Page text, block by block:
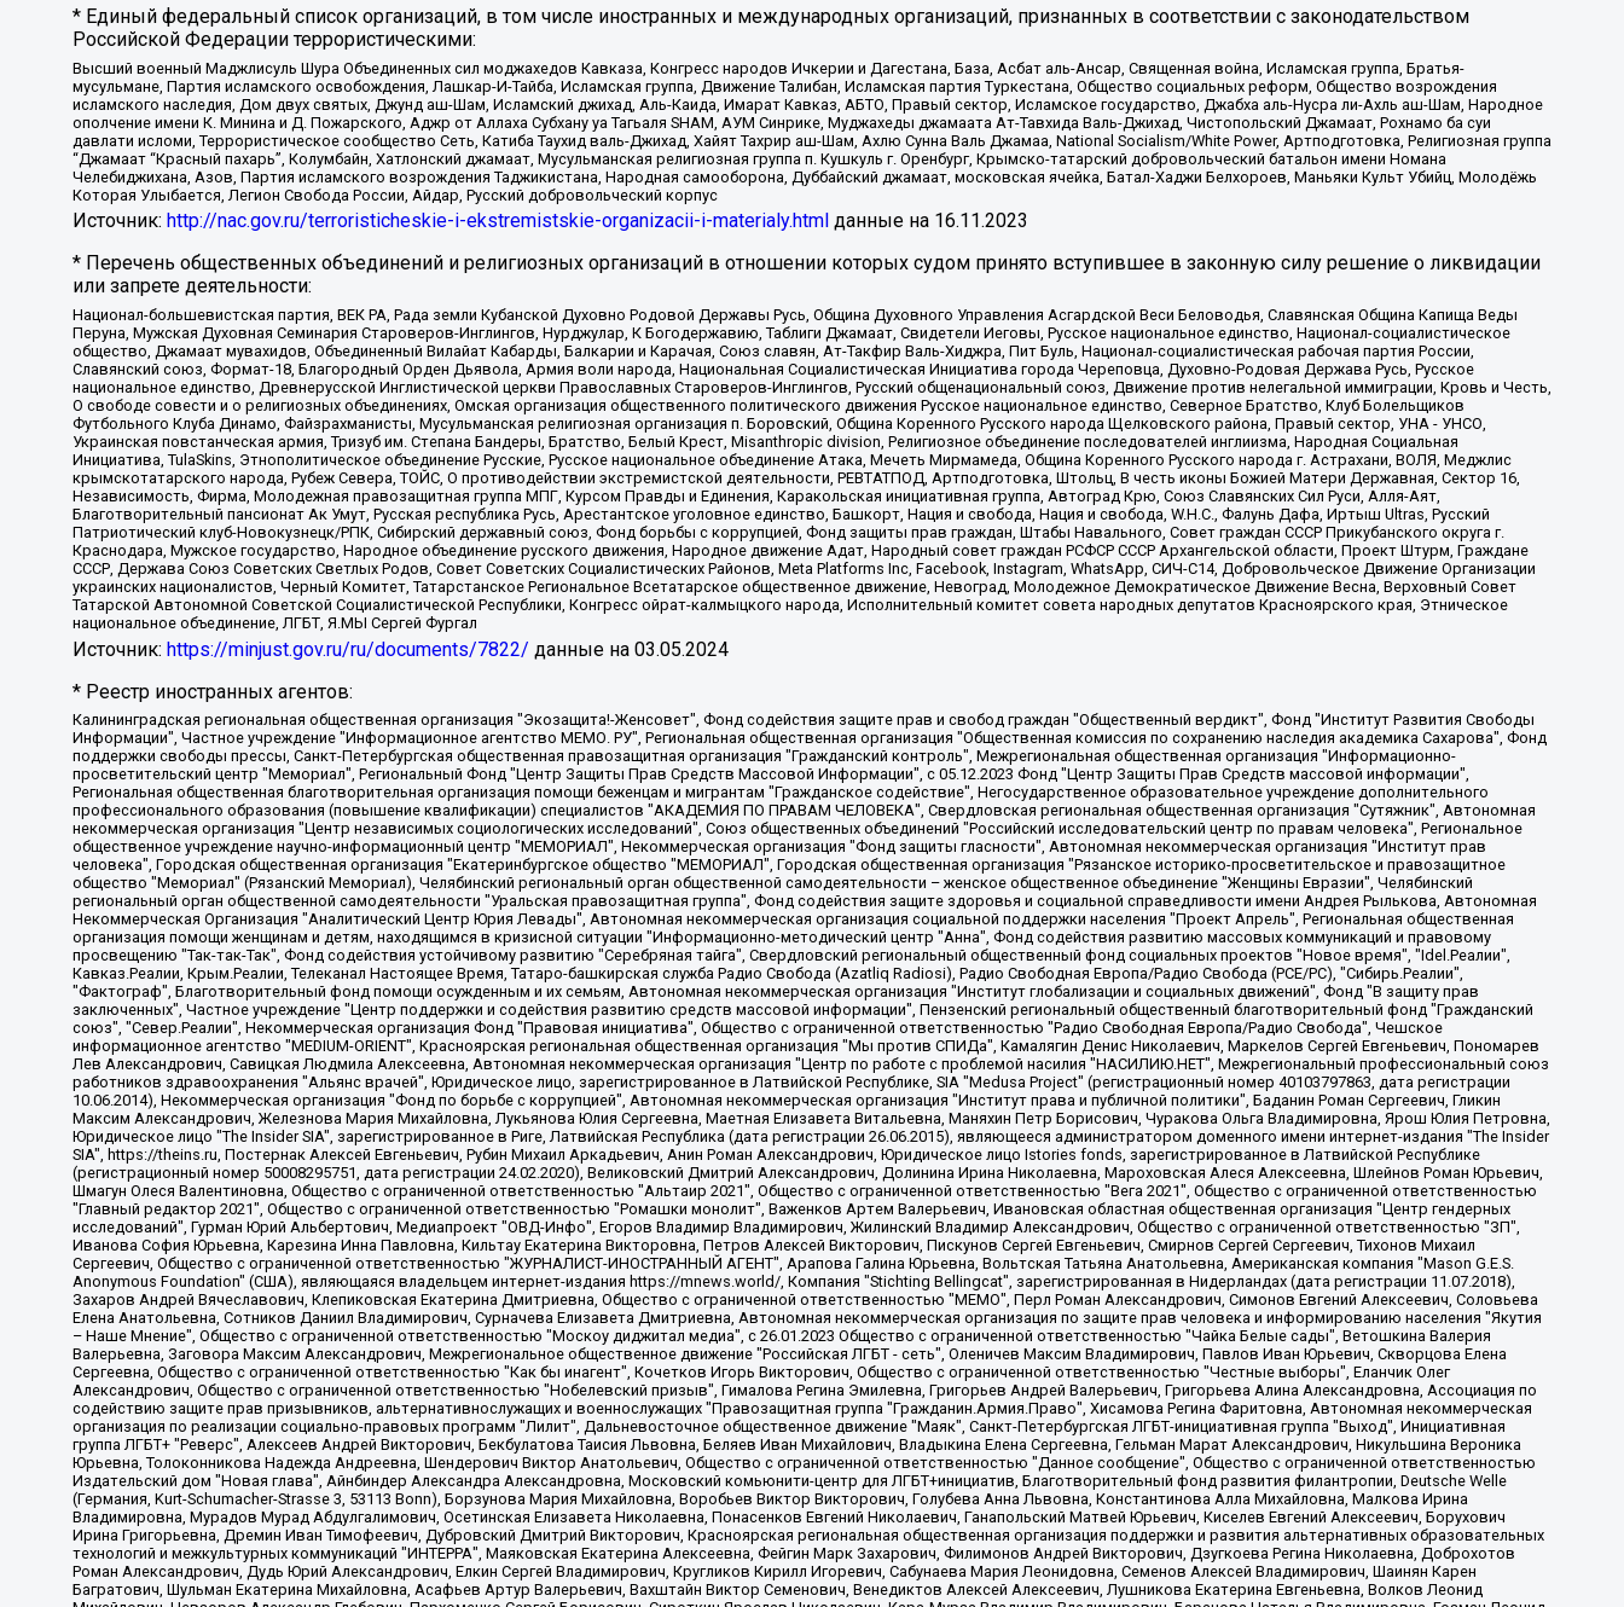
* Единый федеральный список организаций, в том числе иностранных и международных организаций, признанных в соответствии с законодательством
Российской Федерации террористическими:
Высший военный Маджлисуль Шура Объединенных сил моджахедов Кавказа, Конгресс народов Ичкерии и Дагестана, База, Асбат аль-Ансар, Священная война, Исламская группа, Братья-
мусульмане, Партия исламского освобождения, Лашкар-И-Тайба, Исламская группа, Движение Талибан, Исламская партия Туркестана, Общество социальных реформ, Общество возрождения
исламского наследия, Дом двух святых, Джунд аш-Шам, Исламский джихад, Аль-Каида, Имарат Кавказ, АБТО, Правый сектор, Исламское государство, Джабха аль-Нусра ли-Ахль аш-Шам, Народное
ополчение имени К. Минина и Д. Пожарского, Аджр от Аллаха Субхану уа Тагьаля SHAM, АУМ Синрике, Муджахеды джамаата Ат-Тавхида Валь-Джихад, Чистопольский Джамаат, Рохнамо ба суи
давлати исломи, Террористическое сообщество Сеть, Катиба Таухид валь-Джихад, Хайят Тахрир аш-Шам, Ахлю Сунна Валь Джамаа, National Socialism/White Power, Артподготовка, Религиозная группа
“Джамаат “Красный пахарь”, Колумбайн, Хатлонский джамаат, Мусульманская религиозная группа п. Кушкуль г. Оренбург, Крымско-татарский добровольческий батальон имени Номана
Челебиджихана, Азов, Партия исламского возрождения Таджикистана, Народная самооборона, Дуббайский джамаат, московская ячейка, Батал-Хаджи Белхороев, Маньяки Культ Убийц, Молодёжь
Которая Улыбается, Легион Свобода России, Айдар, Русский добровольческий корпус
Источник: http://nac.gov.ru/terroristicheskie-i-ekstremistskie-organizacii-i-materialy.html данные на 16.11.2023
* Перечень общественных объединений и религиозных организаций в отношении которых судом принято вступившее в законную силу решение о ликвидации
или запрете деятельности:
Национал-большевистская партия, ВЕК РА, Рада земли Кубанской Духовно Родовой Державы Русь, Община Духовного Управления Асгардской Веси Беловодья, Славянская Община Капища Веды
Перуна, Мужская Духовная Семинария Староверов-Инглингов, Нурджулар, К Богодержавию, Таблиги Джамаат, Свидетели Иеговы, Русское национальное единство, Национал-социалистическое
общество, Джамаат мувахидов, Объединенный Вилайат Кабарды, Балкарии и Карачая, Союз славян, Ат-Такфир Валь-Хиджра, Пит Буль, Национал-социалистическая рабочая партия России,
Славянский союз, Формат-18, Благородный Орден Дьявола, Армия воли народа, Национальная Социалистическая Инициатива города Череповца, Духовно-Родовая Держава Русь, Русское
национальное единство, Древнерусской Инглистической церкви Православных Староверов-Инглингов, Русский общенациональный союз, Движение против нелегальной иммиграции, Кровь и Честь,
О свободе совести и о религиозных объединениях, Омская организация общественного политического движения Русское национальное единство, Северное Братство, Клуб Болельщиков
Футбольного Клуба Динамо, Файзрахманисты, Мусульманская религиозная организация п. Боровский, Община Коренного Русского народа Щелковского района, Правый сектор, УНА - УНСО,
Украинская повстанческая армия, Тризуб им. Степана Бандеры, Братство, Белый Крест, Misanthropic division, Религиозное объединение последователей инглиизма, Народная Социальная
Инициатива, TulaSkins, Этнополитическое объединение Русские, Русское национальное объединение Атака, Мечеть Мирмамеда, Община Коренного Русского народа г. Астрахани, ВОЛЯ, Меджлис
крымскотатарского народа, Рубеж Севера, ТОЙС, О противодействии экстремистской деятельности, РЕВТАТПОД, Артподготовка, Штольц, В честь иконы Божией Матери Державная, Сектор 16,
Независимость, Фирма, Молодежная правозащитная группа МПГ, Курсом Правды и Единения, Каракольская инициативная группа, Автоград Крю, Союз Славянских Сил Руси, Алля-Аят,
Благотворительный пансионат Ак Умут, Русская республика Русь, Арестантское уголовное единство, Башкорт, Нация и свобода, Нация и свобода, W.H.С., Фалунь Дафа, Иртыш Ultras, Русский
Патриотический клуб-Новокузнецк/РПК, Сибирский державный союз, Фонд борьбы с коррупцией, Фонд защиты прав граждан, Штабы Навального, Совет граждан СССР Прикубанского округа г.
Краснодара, Мужское государство, Народное объединение русского движения, Народное движение Адат, Народный совет граждан РСФСР СССР Архангельской области, Проект Штурм, Граждане
СССР, Держава Союз Советских Светлых Родов, Совет Советских Социалистических Районов, Meta Platforms Inc, Facebook, Instagram, WhatsApp, СИЧ-С14, Добровольческое Движение Организации
украинских националистов, Черный Комитет, Татарстанское Региональное Всетатарское общественное движение, Невоград, Молодежное Демократическое Движение Весна, Верховный Совет
Татарской Автономной Советской Социалистической Республики, Конгресс ойрат-калмыцкого народа, Исполнительный комитет совета народных депутатов Красноярского края, Этническое
национальное объединение, ЛГБТ, Я.МЫ Сергей Фургал
Источник: https://minjust.gov.ru/ru/documents/7822/ данные на 03.05.2024
* Реестр иностранных агентов:
Калининградская региональная общественная организация "Экозащита!-Женсовет", Фонд содействия защите прав и свобод граждан "Общественный вердикт", Фонд "Институт Развития Свободы Информации", Частное учреждение "Информационное агентство МЕМО. РУ", Региональная общественная организация "Общественная комиссия по сохранению наследия академика Сахарова", Фонд поддержки свободы прессы, Санкт-Петербургская общественная правозащитная организация "Гражданский контроль", Межрегиональная общественная организация "Информационно-просветительский центр "Мемориал", Региональный Фонд "Центр Защиты Прав Средств Массовой Информации", с 05.12.2023 Фонд "Центр Защиты Прав Средств массовой информации", Региональная общественная благотворительная организация помощи беженцам и мигрантам "Гражданское содействие", Негосударственное образовательное учреждение дополнительного профессионального образования (повышение квалификации) специалистов "АКАДЕМИЯ ПО ПРАВАМ ЧЕЛОВЕКА", Свердловская региональная общественная организация "Сутяжник", Автономная некоммерческая организация "Центр независимых социологических исследований", Союз общественных объединений "Российский исследовательский центр по правам человека", Региональное общественное учреждение научно-информационный центр "МЕМОРИАЛ", Некоммерческая организация "Фонд защиты гласности", Автономная некоммерческая организация "Институт прав человека", Городская общественная организация "Екатеринбургское общество "МЕМОРИАЛ", Городская общественная организация "Рязанское историко-просветительское и правозащитное общество "Мемориал" (Рязанский Мемориал), Челябинский региональный орган общественной самодеятельности – женское общественное объединение "Женщины Евразии", Челябинский региональный орган общественной самодеятельности "Уральская правозащитная группа", Фонд содействия защите здоровья и социальной справедливости имени Андрея Рылькова, Автономная Некоммерческая Организация "Аналитический Центр Юрия Левады", Автономная некоммерческая организация социальной поддержки населения "Проект Апрель", Региональная общественная организация помощи женщинам и детям, находящимся в кризисной ситуации "Информационно-методический центр "Анна", Фонд содействия развитию массовых коммуникаций и правовому просвещению "Так-так-Так", Фонд содействия устойчивому развитию "Серебряная тайга", Свердловский региональный общественный фонд социальных проектов "Новое время", "Idel.Реалии", Кавказ.Реалии, Крым.Реалии, Телеканал Настоящее Время, Татаро-башкирская служба Радио Свобода (Azatliq Radiosi), Радио Свободная Европа/Радио Свобода (PCE/PC), "Сибирь.Реалии", "Фактограф", Благотворительный фонд помощи осужденным и их семьям, Автономная некоммерческая организация "Институт глобализации и социальных движений", Фонд "В защиту прав заключенных", Частное учреждение "Центр поддержки и содействия развитию средств массовой информации", Пензенский региональный общественный благотворительный фонд "Гражданский союз", "Север.Реалии", Некоммерческая организация Фонд "Правовая инициатива", Общество с ограниченной ответственностью "Радио Свободная Европа/Радио Свобода", Чешское информационное агентство "MEDIUM-ORIENT", Красноярская региональная общественная организация "Мы против СПИДа", Камалягин Денис Николаевич, Маркелов Сергей Евгеньевич, Пономарев Лев Александрович, Савицкая Людмила Алексеевна, Автономная некоммерческая организация "Центр по работе с проблемой насилия "НАСИЛИЮ.НЕТ", Межрегиональный профессиональный союз работников здравоохранения "Альянс врачей", Юридическое лицо, зарегистрированное в Латвийской Республике, SIA "Medusa Project" (регистрационный номер 40103797863, дата регистрации 10.06.2014), Некоммерческая организация "Фонд по борьбе с коррупцией", Автономная некоммерческая организация "Институт права и публичной политики", Баданин Роман Сергеевич, Гликин Максим Александрович, Железнова Мария Михайловна, Лукьянова Юлия Сергеевна, Маетная Елизавета Витальевна, Маняхин Петр Борисович, Чуракова Ольга Владимировна, Ярош Юлия Петровна, Юридическое лицо "The Insider SIA", зарегистрированное в Риге, Латвийская Республика (дата регистрации 26.06.2015), являющееся администратором доменного имени интернет-издания "The Insider SIA", https://theins.ru, Постернак Алексей Евгеньевич, Рубин Михаил Аркадьевич, Анин Роман Александрович, Юридическое лицо Istories fonds, зарегистрированное в Латвийской Республике (регистрационный номер 50008295751, дата регистрации 24.02.2020), Великовский Дмитрий Александрович, Долинина Ирина Николаевна, Мароховская Алеся Алексеевна, Шлейнов Роман Юрьевич, Шмагун Олеся Валентиновна, Общество с ограниченной ответственностью "Альтаир 2021", Общество с ограниченной ответственностью "Вега 2021", Общество с ограниченной ответственностью "Главный редактор 2021", Общество с ограниченной ответственностью "Ромашки монолит", Важенков Артем Валерьевич, Ивановская областная общественная организация "Центр гендерных исследований", Гурман Юрий Альбертович, Медиапроект "ОВД-Инфо", Егоров Владимир Владимирович, Жилинский Владимир Александрович, Общество с ограниченной ответственностью "ЗП", Иванова София Юрьевна, Карезина Инна Павловна, Кильтау Екатерина Викторовна, Петров Алексей Викторович, Пискунов Сергей Евгеньевич, Смирнов Сергей Сергеевич, Тихонов Михаил Сергеевич, Общество с ограниченной ответственностью "ЖУРНАЛИСТ-ИНОСТРАННЫЙ АГЕНТ", Арапова Галина Юрьевна, Вольтская Татьяна Анатольевна, Американская компания "Mason G.E.S. Anonymous Foundation" (США), являющаяся владельцем интернет-издания https://mnews.world/, Компания "Stichting Bellingcat", зарегистрированная в Нидерландах (дата регистрации 11.07.2018), Захаров Андрей Вячеславович, Клепиковская Екатерина Дмитриевна, Общество с ограниченной ответственностью "МЕМО", Перл Роман Александрович, Симонов Евгений Алексеевич, Соловьева Елена Анатольевна, Сотников Даниил Владимирович, Сурначева Елизавета Дмитриевна, Автономная некоммерческая организация по защите прав человека и информированию населения "Якутия – Наше Мнение", Общество с ограниченной ответственностью "Москоу диджитал медиа", с 26.01.2023 Общество с ограниченной ответственностью "Чайка Белые сады", Ветошкина Валерия Валерьевна, Заговора Максим Александрович, Межрегиональное общественное движение "Российская ЛГБТ - сеть", Оленичев Максим Владимирович, Павлов Иван Юрьевич, Скворцова Елена Сергеевна, Общество с ограниченной ответственностью "Как бы инагент", Кочетков Игорь Викторович, Общество с ограниченной ответственностью "Честные выборы", Еланчик Олег Александрович, Общество с ограниченной ответственностью "Нобелевский призыв", Гималова Регина Эмилевна, Григорьев Андрей Валерьевич, Григорьева Алина Александровна, Ассоциация по содействию защите прав призывников, альтернативнослужащих и военнослужащих "Правозащитная группа "Гражданин.Армия.Право", Хисамова Регина Фаритовна, Автономная некоммерческая организация по реализации социально-правовых программ "Лилит", Дальневосточное общественное движение "Маяк", Санкт-Петербургская ЛГБТ-инициативная группа "Выход", Инициативная группа ЛГБТ+ "Реверс", Алексеев Андрей Викторович, Бекбулатова Таисия Львовна, Беляев Иван Михайлович, Владыкина Елена Сергеевна, Гельман Марат Александрович, Никульшина Вероника Юрьевна, Толоконникова Надежда Андреевна, Шендерович Виктор Анатольевич, Общество с ограниченной ответственностью "Данное сообщение", Общество с ограниченной ответственностью Издательский дом "Новая глава", Айнбиндер Александра Александровна, Московский комьюнити-центр для ЛГБТ+инициатив, Благотворительный фонд развития филантропии, Deutsche Welle (Германия, Kurt-Schumacher-Strasse 3, 53113 Bonn), Борзунова Мария Михайловна, Воробьев Виктор Викторович, Голубева Анна Львовна, Константинова Алла Михайловна, Малкова Ирина Владимировна, Мурадов Мурад Абдулгалимович, Осетинская Елизавета Николаевна, Понасенков Евгений Николаевич, Ганапольский Матвей Юрьевич, Киселев Евгений Алексеевич, Борухович Ирина Григорьевна, Дремин Иван Тимофеевич, Дубровский Дмитрий Викторович, Красноярская региональная общественная организация поддержки и развития альтернативных образовательных технологий и межкультурных коммуникаций "ИНТЕРРА", Маяковская Екатерина Алексеевна, Фейгин Марк Захарович, Филимонов Андрей Викторович, Дзугкоева Регина Николаевна, Доброхотов Роман Александрович, Дудь Юрий Александрович, Елкин Сергей Владимирович, Кругликов Кирилл Игоревич, Сабунаева Мария Леонидовна, Семенов Алексей Владимирович, Шаинян Карен Багратович, Шульман Екатерина Михайловна, Асафьев Артур Валерьевич, Вахштайн Виктор Семенович, Венедиктов Алексей Алексеевич, Лушникова Екатерина Евгеньевна, Волков Леонид Михайлович, Невзоров Александр Глебович, Пархоменко Сергей Борисович, Сироткин Ярослав Николаевич, Кара-Мурза Владимир Владимирович, Баранова Наталья Владимировна, Гозман Леонид Яковлевич, Кагарлицкий Борис Юльевич, Климарев Михаил Валерьевич, Милов Владимир Станиславович, Автономная некоммерческая организация Краснодарский центр современного искусства "Типография", Моргенштерн Алишер Тагирович, Соболь Любовь Эдуардовна, Общество с ограниченной ответственностью "ЛИЗА НОРМ", Каспаров Гарри Кимович, Ходорковский Михаил Борисович, Общество с ограниченной ответственностью "Апрельские тезисы", Данилович Ирина Брониславовна, Кашин Олег Владимирович, Петров Николай Владимирович, Пивоваров Алексей Владимирович, Соколов Михаил Владимирович, Цветкова Юлия Владимировна, Чичваркин Евгений Александрович, Комитет против пыток/Команда против пыток, Общество с ограниченной ответственностью "Первый научный", Общество с ограниченной ответственностью "Вертолет и ко", Белоцерковская Вероника Борисовна, Кац Максим Евгеньевич, Лазарева Татьяна Юрьевна, Шаведдинов Руслан Табризович, Яшин Илья Валерьевич, Общество с ограниченной ответственностью "Иноагент ААВ", Алешковский Дмитрий Петрович, Альбац Евгения Марковна, Быков Дмитрий Львович, Галямина Юлия Евгеньевна, Лойко Сергей Леонидович, Мартынов Кирилл Константинович, Медведев Сергей Александрович, Крашенинников Федор Геннадиевич, Гордеева Катерина Вл